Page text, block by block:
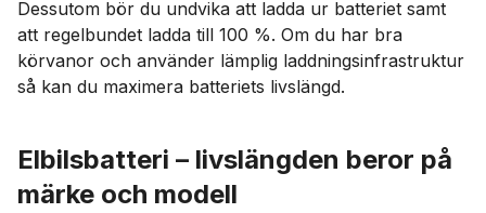
Dessutom bör du undvika att ladda ur batteriet samt
att regelbundet ladda till 100 %. Om du har bra
körvanor och använder lämplig laddningsinfrastruktur
så kan du maximera batteriets livslängd.
Elbilsbatteri – livslängden beror på
märke och modell